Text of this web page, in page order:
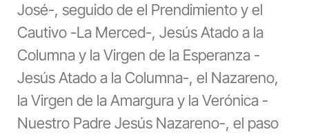
José-, seguido de el Prendimiento y el
Cautivo -La Merced-, Jesús Atado a la
Columna y la Virgen de la Esperanza -
Jesús Atado a la Columna-, el Nazareno,
la Virgen de la Amargura y la Verónica -
Nuestro Padre Jesús Nazareno-, el paso